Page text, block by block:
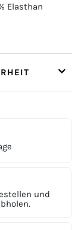
Elasthan
und